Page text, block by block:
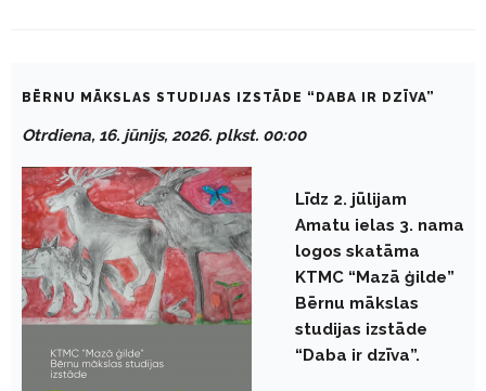
BĒRNU MĀKSLAS STUDIJAS IZSTĀDE “DABA IR DZĪVA”
Otrdiena, 16. jūnijs, 2026. plkst. 00:00
Līdz 2. jūlijam
Amatu ielas 3. nama
logos skatāma
KTMC “Mazā ģilde”
Bērnu mākslas
studijas izstāde
“Daba ir dzīva”.